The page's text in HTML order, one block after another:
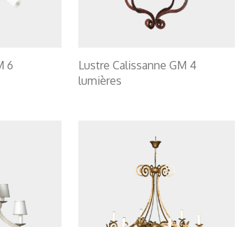
6
Lustre Calissanne GM 4
lumières